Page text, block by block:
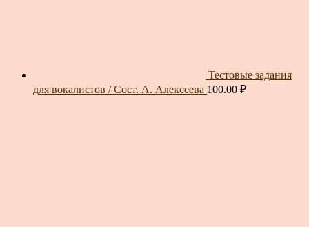
Тестовые задания
для вокалистов / Сост. А. Алексеева 100.00 ₽